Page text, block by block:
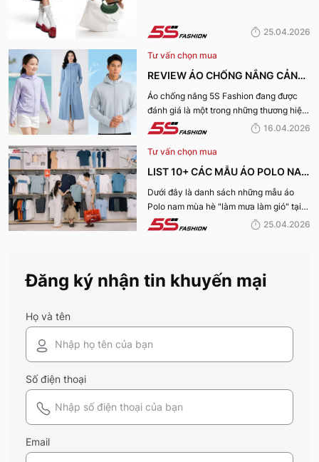
25.04.2026
Tư vấn chọn mua
REVIEW ÁO CHỐNG NẮNG CẢN
TIA UV, CHỐNG NẮNG TỐT NHẤT
CỦA 5S FASHION 2026
Áo chống nắng 5S Fashion đang được
đánh giá là một trong những thương hiệu
áo đáng mua hàng đầu hiện nay. Vậy
giá tích cực đến vậy? Cùng đi hết bài
viết nhé!
16.04.2026
Tư vấn chọn mua
LIST 10+ CÁC MẪU ÁO POLO NAM
MÙA HÈ BÁN CHẠY NHẤT CỦA 5S
FASHION 2026
Dưới đây là danh sách những mẫu áo
Polo nam mùa hè "làm mưa làm gió" tại
hệ thống 5S Fashion mà bất kỳ quý ông
25.04.2026
Đăng ký nhận tin khuyến mại
Họ và tên
Số điện thoại
Email